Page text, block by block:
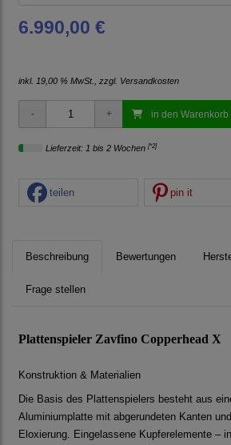
6.990,00 €
inkl. 19,00 % MwSt., zzgl. Versandkosten
in den Warenkorb
Lieferzeit: 1 bis 2 Wochen [*2]
teilen pin it
Beschreibung Bewertungen
Frage stellen
Plattenspieler Zavfino Copperhead X
Konstruktion & Materialien
Die Basis des Plattenspielers besteht aus
Aluminiumplatte mit abgerundeten Kanten
Eloxierung. Eingelassene Kupferelemente –